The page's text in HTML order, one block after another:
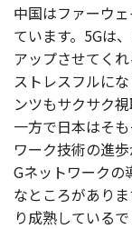
中国はファーウ
ています。5Gは
アップさせてく
ストレスフルに
ンツもサクサク
一方で日本はそ
ワーク技術の進
Gネットワークの
なところがあり
り成熟しているで